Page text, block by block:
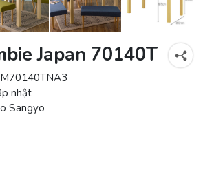
Japan 70140T
nhật
Sangyo